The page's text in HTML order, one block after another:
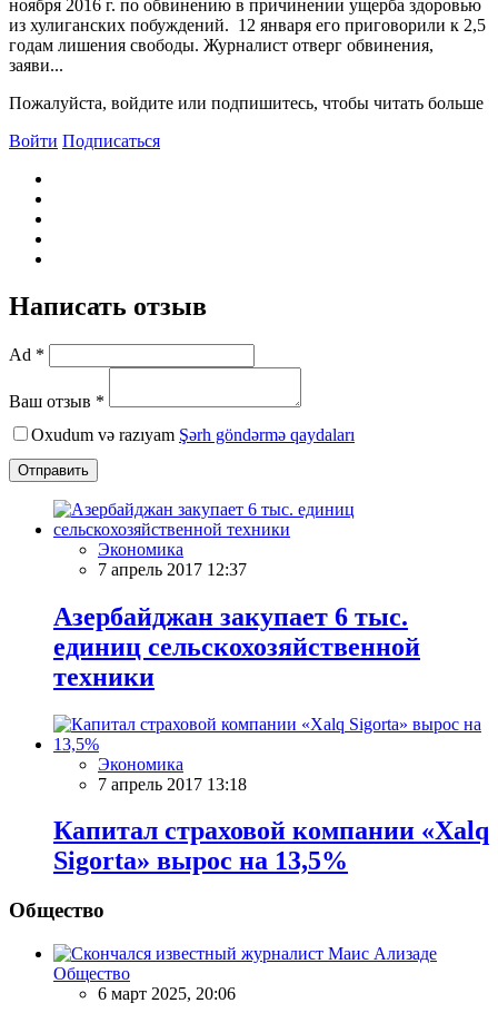
ноября 2016 г. по обвинению в причинении ущерба здоровью
из хулиганскиx побуждений. 12 января его приговорили к 2,5
годам лишения свободы. Журналист отверг обвинения,
заяви...
Пожалуйста, войдите или подпишитесь, чтобы читать больше
Войти Подписаться
Написать отзыв
Ad *
Ваш отзыв *
Oxudum və razıyam Şərh göndərmə qaydaları
Отправить
Экономика
7 апрель 2017 12:37
Азербайджан закупает 6 тыс.
единиц сельскохозяйственной
техники
Экономика
7 апрель 2017 13:18
Капитал страховой компании «Xalq
Sigorta» вырос на 13,5%
Общество
Общество
6 март 2025, 20:06